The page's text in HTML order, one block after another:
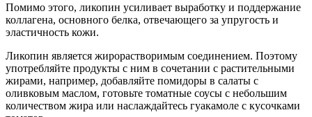
Помимо этого, ликопин усиливает выработку и поддержание
коллагена, основного белка, отвечающего за упругость и
эластичность кожи.
Ликопин является жирорастворимым соединением. Поэтому
употребляйте продукты с ним в сочетании с растительными
жирами, например, добавляйте помидоры в салаты с
оливковым маслом, готовьте томатные соусы с небольшим
количеством жира или наслаждайтесь гуакамоле с кусочками